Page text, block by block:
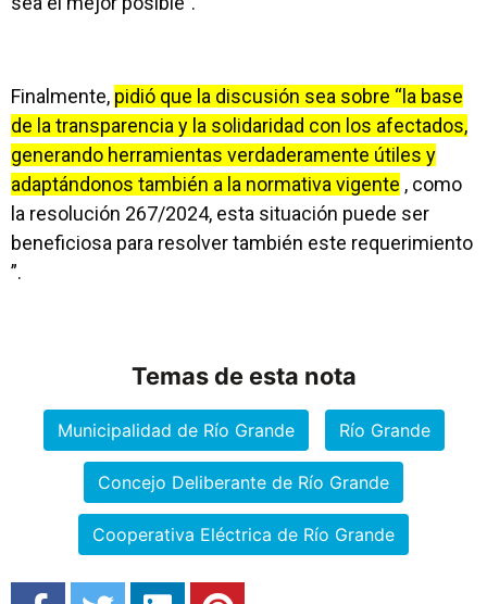
Finalmente, pidió que la discusión sea sobre “la base
de la transparencia y la solidaridad con los afectados,
generando herramientas verdaderamente útiles y
adaptándonos también a la normativa vigente , como
la resolución 267/2024, esta situación puede ser
beneficiosa para resolver también este requerimiento
”.
Temas de esta nota
Municipalidad de Río Grande Río Grande
Concejo Deliberante de Río Grande
Cooperativa Eléctrica de Río Grande